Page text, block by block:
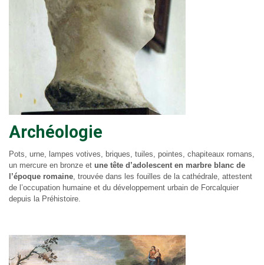
Archéologie
Pots, urne, lampes votives, briques, tuiles, pointes, chapiteaux romans,
un mercure en bronze et une tête d’adolescent en marbre blanc de
l’époque romaine, trouvée dans les fouilles de la cathédrale, attestent
de l’occupation humaine et du développement urbain de Forcalquier
depuis la Préhistoire.